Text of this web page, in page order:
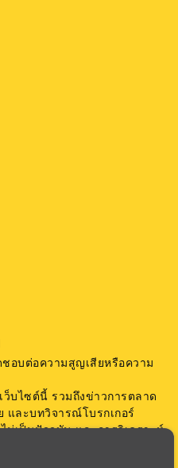
ชอบต่อความสูญเสียหรือความ
ว็บไซต์นี้ รวมถึงข่าวการตลาด
ละบทวิจารณ์โบรกเกอร์
ม่เป็นปัจจุบัน และการวิเคราะห์